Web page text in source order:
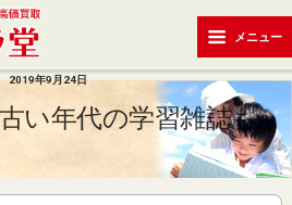
メニュー
2019年9月24日
い年代の学習雑誌も